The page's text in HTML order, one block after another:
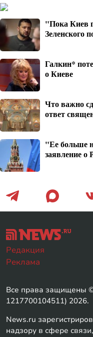
"Пока Киев
Зеленского
Галкин*
о Киеве
Что важно
ответ
"Ее больше
заявление о
Редакция
Реклама
Все права
1217700104511) 2026.
News.ru
надзору в сфере